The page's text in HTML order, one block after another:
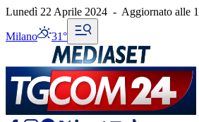
Lunedì 22 Aprile 2024 - Aggiornato alle
Milano 31°